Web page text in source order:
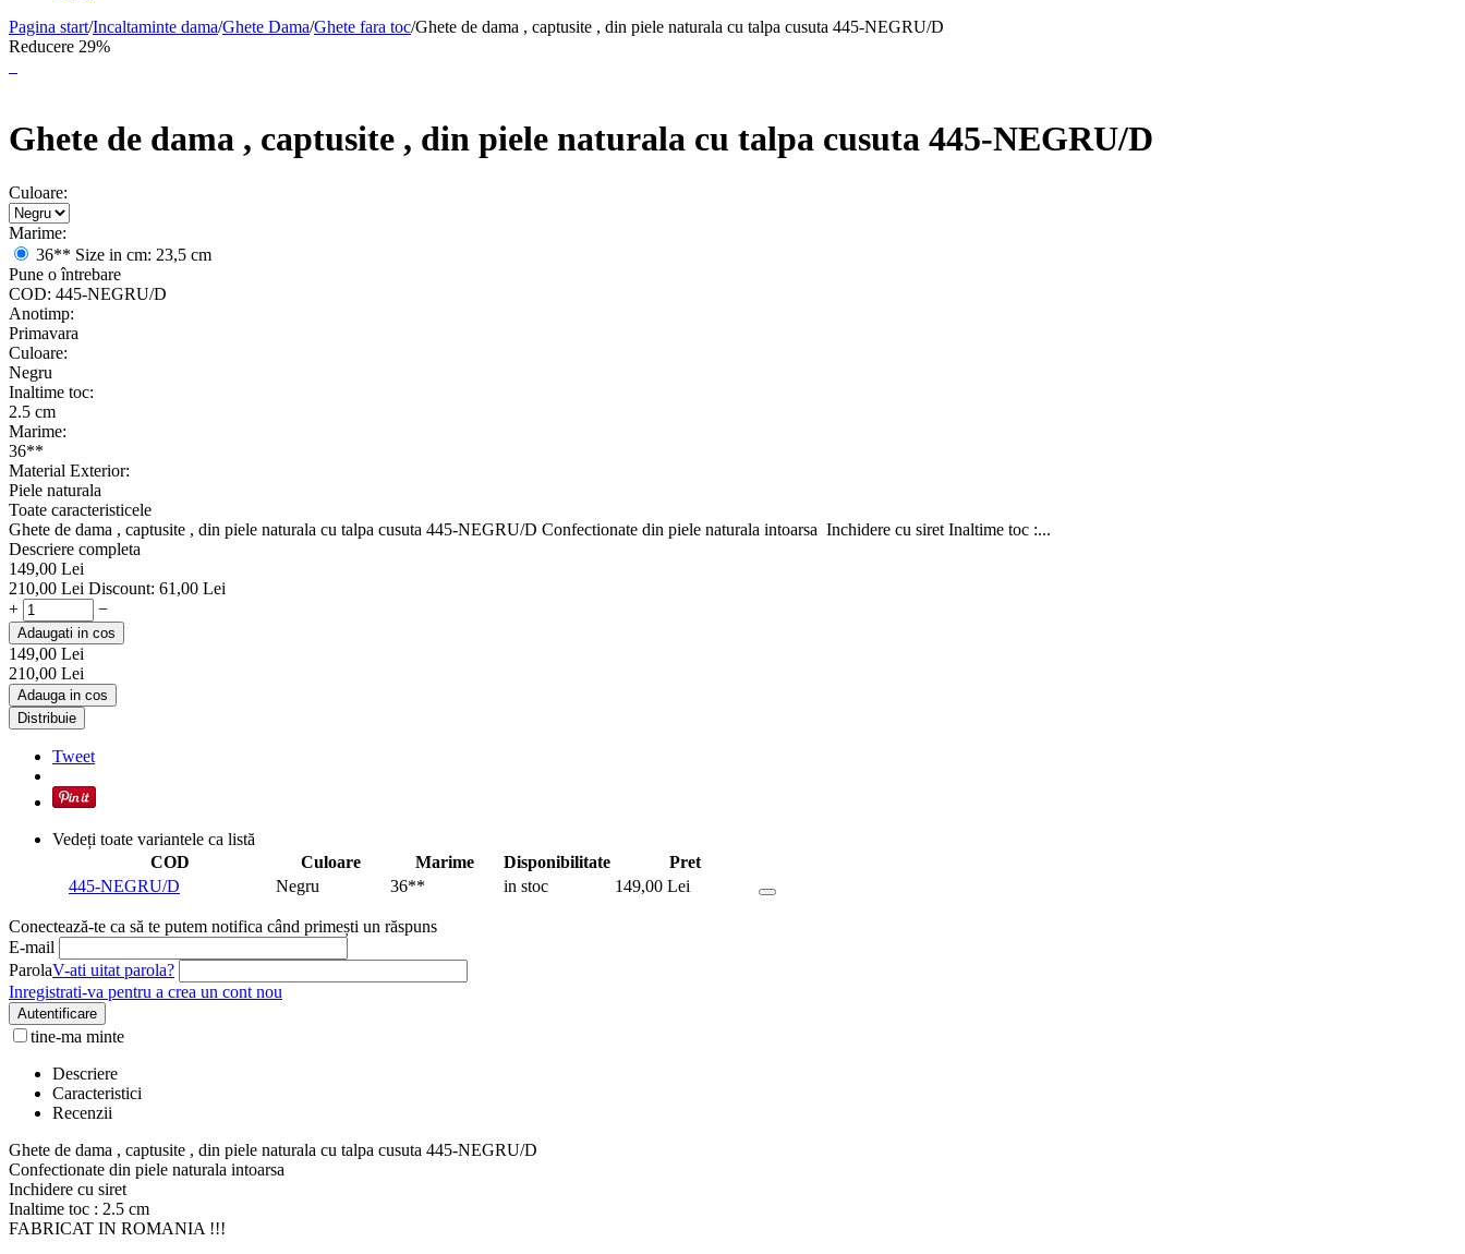
Pagina start/Incaltaminte dama/Ghete Dama/Ghete fara toc/​Ghete de dama , captusite , din piele naturala cu talpa cusuta 445-NEGRU/D
Reducere 29%
​Ghete de dama , captusite , din piele naturala cu talpa cusuta 445-NEGRU/D
Culoare:
Marime:
36** Size in cm: 23,5 cm
Pune o întrebare
COD: 445-NEGRU/D
Anotimp:
Primavara
Culoare:
Negru
Inaltime toc:
2.5 cm
Marime:
36**
Material Exterior:
Piele naturala
Toate caracteristicele
Ghete de dama , captusite , din piele naturala cu talpa cusuta 445-NEGRU/D Confectionate din piele naturala intoarsa Inchidere cu siret Inaltime toc :...
Descriere completa
149,00 Lei
210,00 Lei Discount: 61,00 Lei
+
−
Adaugati in cos
149,00 Lei
210,00 Lei
Adauga in cos
Distribuie
Tweet
Vedeți toate variantele ca listă
COD
Culoare Marime Disponibilitate
Pret
445-NEGRU/D
Negru 36** in stoc 149,00 Lei
Conectează-te ca să te putem notifica când primești un răspuns
E-mail
ParolaV-ati uitat parola?
Inregistrati-va pentru a crea un cont nou
Autentificare
tine-ma minte
Descriere
Caracteristici
Recenzii
Ghete de dama , captusite , din piele naturala cu talpa cusuta 445-NEGRU/D
Confectionate din piele naturala intoarsa
Inchidere cu siret
Inaltime toc : 2.5 cm
FABRICAT IN ROMANIA !!!